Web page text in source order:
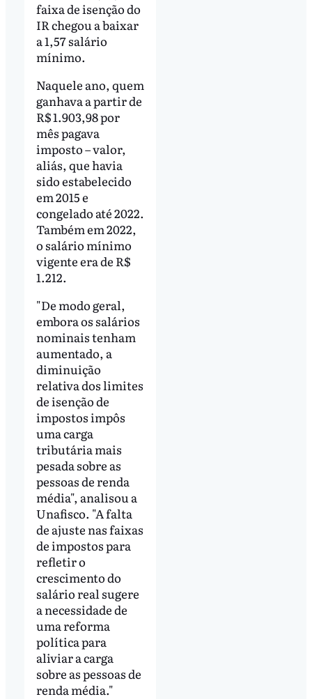
faixa de isenção do
IR chegou a baixar
a 1,57 salário
mínimo.
Naquele ano, quem
ganhava a partir de
R$ 1.903,98 por
mês pagava
imposto – valor,
aliás, que havia
sido estabelecido
em 2015 e
congelado até 2022.
Também em 2022,
o salário mínimo
vigente era de R$
1.212.
"De modo geral,
embora os salários
nominais tenham
aumentado, a
diminuição
relativa dos limites
de isenção de
impostos impôs
uma carga
tributária mais
pesada sobre as
pessoas de renda
média", analisou a
Unafisco. "A falta
de ajuste nas faixas
de impostos para
refletir o
crescimento do
salário real sugere
a necessidade de
uma reforma
política para
aliviar a carga
sobre as pessoas de
renda média."